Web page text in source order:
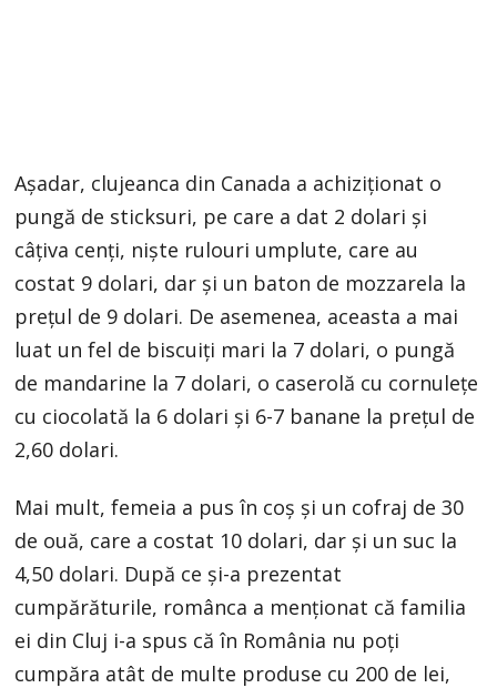
Așadar, clujeanca din Canada a achiziționat o
pungă de sticksuri, pe care a dat 2 dolari și
câțiva cenți, niște rulouri umplute, care au
costat 9 dolari, dar și un baton de mozzarela la
prețul de 9 dolari. De asemenea, aceasta a mai
luat un fel de biscuiți mari la 7 dolari, o pungă
de mandarine la 7 dolari, o caserolă cu cornulețe
cu ciocolată la 6 dolari și 6-7 banane la prețul de
2,60 dolari.
Mai mult, femeia a pus în coș și un cofraj de 30
de ouă, care a costat 10 dolari, dar și un suc la
4,50 dolari. După ce și-a prezentat
cumpărăturile, românca a menționat că familia
ei din Cluj i-a spus că în România nu poți
cumpăra atât de multe produse cu 200 de lei,